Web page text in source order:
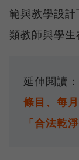
範與教學設
類教師與學生
延伸閱讀：
條目、每
「合法乾